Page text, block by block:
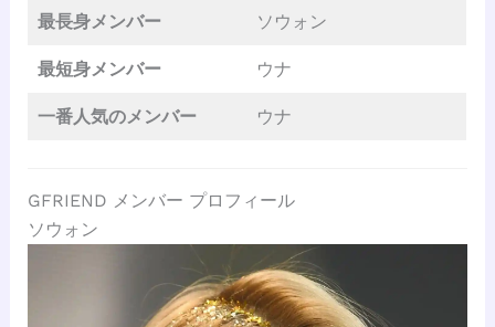
最長身メンバー ソウォン
最短身メンバー ウナ
一番人気のメンバー ウナ
GFRIEND メンバー プロフィール
ソウォン